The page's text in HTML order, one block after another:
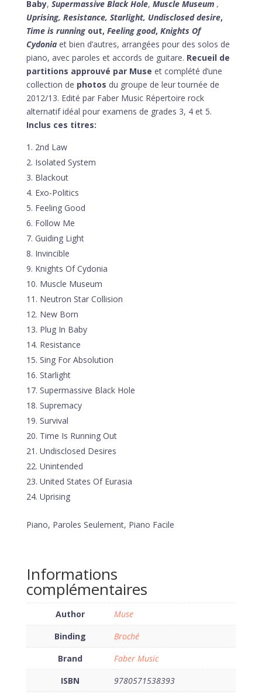
Baby, Supermassive Black Hole, Muscle Museum ,
Uprising, Resistance, Starlight, Undisclosed desire,
Time is runningout, Feeling good, Knights Of
Cydoniaet bien d’autres, arrangées pour des solos de
piano, avec paroles et accords de guitare. Recueil de
partitions approuvé par Muse et complété d’une
collection de photos du groupe de leur tournée de
2012/13. Edité par Faber Music Répertoire rock
alternatif idéal pour examens de grades 3, 4 et 5.
Inclus ces titres:
2nd Law
Isolated System
Blackout
Exo-Politics
Feeling Good
Follow Me
Guiding Light
Invincible
Knights Of Cydonia
Muscle Museum
Neutron Star Collision
New Born
Plug In Baby
Resistance
Sing For Absolution
Starlight
Supermassive Black Hole
Supremacy
Survival
Time Is Running Out
Undisclosed Desires
Unintended
United States Of Eurasia
Uprising
Piano, Paroles Seulement, Piano Facile
Informations
complémentaires
Author
Muse
Binding
Broché
Brand
Faber Music
ISBN
9780571538393